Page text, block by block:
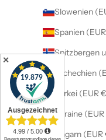
Slowenien
Spanien
Spitzbergen
Tschechien
Türkei (EUR
Ukraine
Ungarn
✕